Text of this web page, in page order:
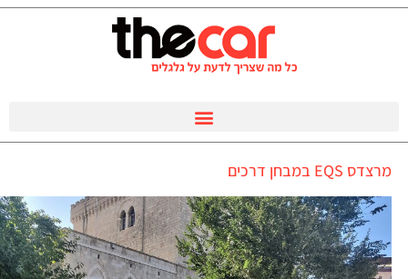
מרצדס EQS במבחן דרכים